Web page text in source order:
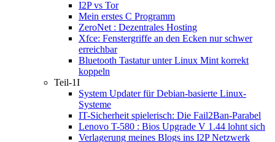
I2P vs Tor
Mein erstes C Programm
ZeroNet : Dezentrales Hosting
Xfce: Fenstergriffe an den Ecken nur schwer
erreichbar
Bluetooth Tastatur unter Linux Mint korrekt
koppeln
Teil-1I
System Updater für Debian-basierte Linux-
Systeme
IT-Sicherheit spielerisch: Die Fail2Ban-Parabel
Lenovo T-580 : Bios Upgrade V 1.44 lohnt sich
Verlagerung meines Blogs ins I2P Netzwerk